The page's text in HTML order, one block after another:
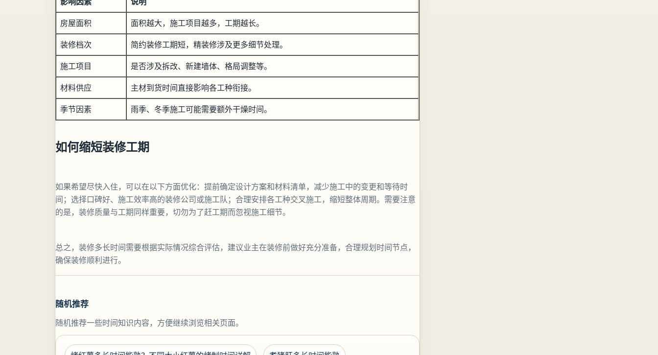
房屋面积
面积越大，施工项目越多，工期越长。
装修档次
简约装修工期短，精装修涉及更多细节处理。
施工项目
是否涉及拆改、新建墙体、格局调整等。
材料供应
主材到货时间直接影响各工种衔接。
季节因素
雨季、冬季施工可能需要额外干燥时间。
如何缩短装修工期
如果希望尽快入住，可以在以下方面优化：提前确定设计方案和材料清单，减少施工中的变更和等待时
间；选择口碑好、施工效率高的装修公司或施工队；合理安排各工种交叉施工，缩短整体周期。需要注意
的是，装修质量与工期同样重要，切勿为了赶工期而忽视施工细节。
总之，装修多长时间需要根据实际情况综合评估，建议业主在装修前做好充分准备，合理规划时间节点，
确保装修顺利进行。
随机推荐
随机推荐一些时间知识内容，方便继续浏览相关页面。